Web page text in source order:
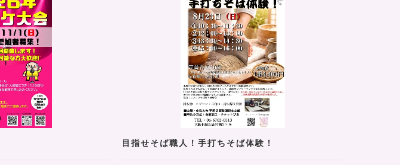
目指せそば職人！手打ちそば体験！